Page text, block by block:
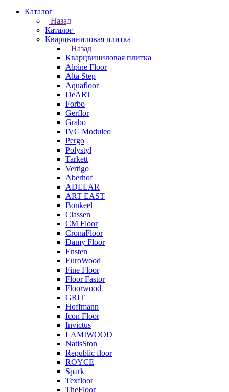
Каталог
Назад
Каталог
Кварцвиниловая плитка
Назад
Кварцвиниловая плитка
Alpine Floor
Alta Step
Aquafloor
DeART
Forbo
Gerflor
Grabo
IVC Moduleo
Pergo
Polystyl
Tarkett
Vertigo
Aberhof
ADELAR
ART EAST
Bonkeel
Classen
CM Floor
CronaFloor
Damy Floor
Ensten
EuroWood
Fine Floor
Floor Fastor
Floorwood
GRIT
Hoffmann
Icon Floor
Invictus
LAMIWOOD
NatisSton
Republic floor
ROYCE
Spark
Texfloor
TheFloor